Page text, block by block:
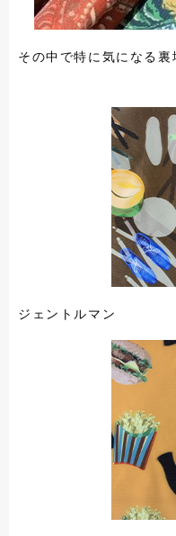
その中で特に気になる裏
ジェントルマン